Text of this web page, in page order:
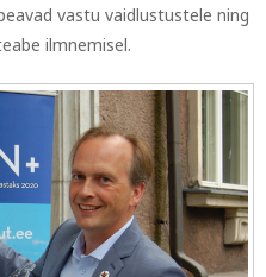
vastu vaidlustustele ning
ilmnemisel.